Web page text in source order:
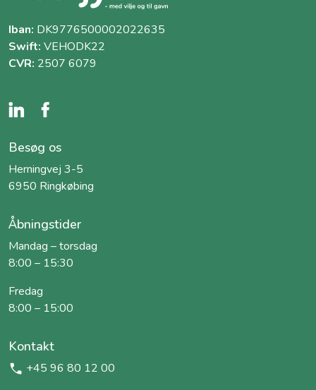
Iban: DK9776500002022635
Swift: VEHODK22
CVR: 2507 6079
Besøg os
Herningvej 3-5
6950 Ringkøbing
Åbningstider
Mandag – torsdag
8:00 – 15:30
Fredag
8:00 – 15:00
Kontakt
+45 96 80 12 00